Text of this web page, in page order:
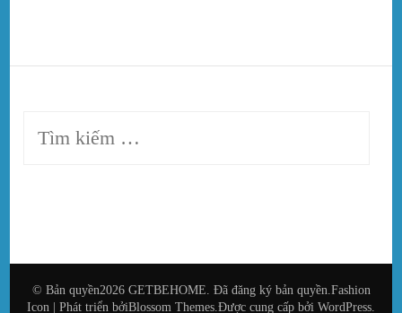
Tìm
© Bản quyền2026 GETBEHOME. Đã đăng ký bản quyền.Fashion
Icon | Phát triển bởiBlossom Themes.Được cung cấp bởi WordPress.